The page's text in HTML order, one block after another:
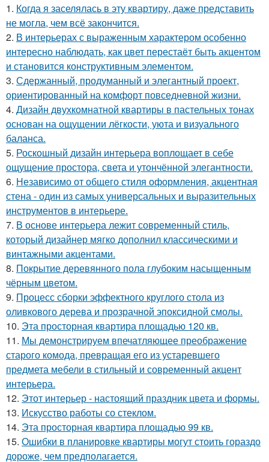
1. Когда я заселялась в эту квартиру, даже представить
не могла, чем всё закончится.
2. В интерьерах с выраженным характером особенно
интересно наблюдать, как цвет перестаёт быть акцентом
и становится конструктивным элементом.
3. Сдержанный, продуманный и элегантный проект,
ориентированный на комфорт повседневной жизни.
4. Дизайн двухкомнатной квартиры в пастельных тонах
основан на ощущении лёгкости, уюта и визуального
баланса.
5. Роскошный дизайн интерьера воплощает в себе
ощущение простора, света и утончённой элегантности.
6. Независимо от общего стиля оформления, акцентная
стена - один из самых универсальных и выразительных
инструментов в интерьере.
7. В основе интерьера лежит современный стиль,
который дизайнер мягко дополнил классическими и
винтажными акцентами.
8. Покрытие деревянного пола глубоким насыщенным
чёрным цветом.
9. Процесс сборки эффектного круглого стола из
оливкового дерева и прозрачной эпоксидной смолы.
10. Эта просторная квартира площадью 120 кв.
11. Мы демонстрируем впечатляющее преображение
старого комода, превращая его из устаревшего
предмета мебели в стильный и современный акцент
интерьера.
12. Этот интерьер - настоящий праздник цвета и формы.
13. Искусство работы со стеклом.
14. Эта просторная квартира площадью 99 кв.
15. Ошибки в планировке квартиры могут стоить гораздо
дороже, чем предполагается.